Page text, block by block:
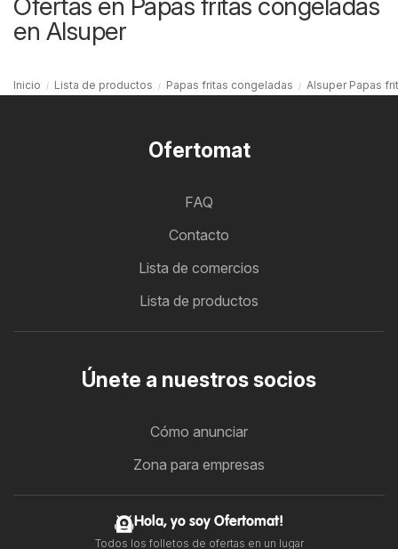
Ofertas en Papas fritas congeladas
en Alsuper
Inicio Lista de productos Papas fritas congeladas Alsuper Papas
Ofertomat
FAQ
Contacto
Lista de comercios
Lista de productos
Únete a nuestros socios
Cómo anunciar
Zona para empresas
Hola, yo soy Ofertomat!
Todos los folletos de ofertas en un lugar